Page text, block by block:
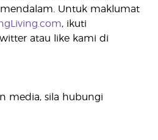
Untuk maklumat
, ikuti
atau like kami di
media, sila hubungi